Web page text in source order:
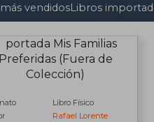
vendidosLibros
Libro Físico
Rafael Lorente